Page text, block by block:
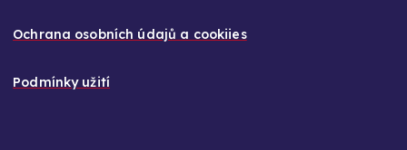
Ochrana osobních údajů a cookiies
Podmínky užití